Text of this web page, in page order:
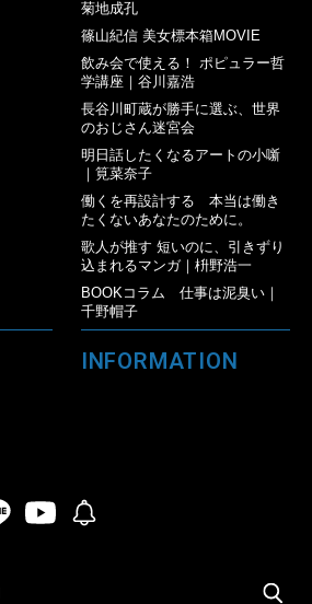
菊地成孔
篠山紀信 美女標本箱MOVIE
飲み会で使える！ ポピュラー哲
学講座｜谷川嘉浩
長谷川町蔵が勝手に選ぶ、世界
のおじさん迷宮会
明日話したくなるアートの小噺
｜筧菜奈子
働くを再設計する 本当は働き
たくないあなたのために。
歌人が推す 短いのに、引きずり
込まれるマンガ｜枡野浩一
BOOKコラム 仕事は泥臭い｜
千野帽子
INFORMATION